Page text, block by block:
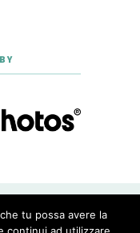
BY
tu possa avere la